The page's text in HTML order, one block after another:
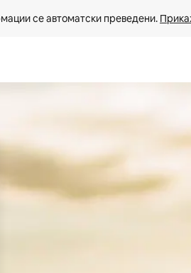
се автоматски преведени.